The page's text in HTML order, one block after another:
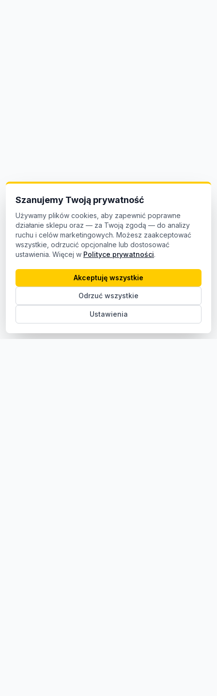
Szanujemy Twoją prywatność
Używamy plików cookies, aby zapewnić poprawne
działanie sklepu oraz — za Twoją zgodą — do analizy
ruchu i celów marketingowych. Możesz zaakceptować
wszystkie, odrzucić opcjonalne lub dostosować
ustawienia. Więcej w Polityce prywatności.
Ustawienia
Odrzuć wszystkie
Akceptuję wszystkie